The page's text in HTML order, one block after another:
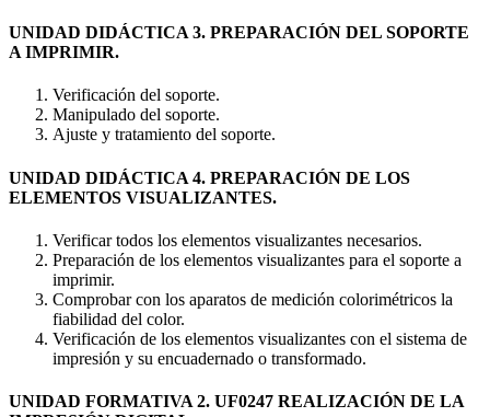
UNIDAD DIDÁCTICA 3. PREPARACIÓN DEL SOPORTE
A IMPRIMIR.
Verificación del soporte.
Manipulado del soporte.
Ajuste y tratamiento del soporte.
UNIDAD DIDÁCTICA 4. PREPARACIÓN DE LOS
ELEMENTOS VISUALIZANTES.
Verificar todos los elementos visualizantes necesarios.
Preparación de los elementos visualizantes para el soporte a
imprimir.
Comprobar con los aparatos de medición colorimétricos la
fiabilidad del color.
Verificación de los elementos visualizantes con el sistema de
impresión y su encuadernado o transformado.
UNIDAD FORMATIVA 2. UF0247 REALIZACIÓN DE LA